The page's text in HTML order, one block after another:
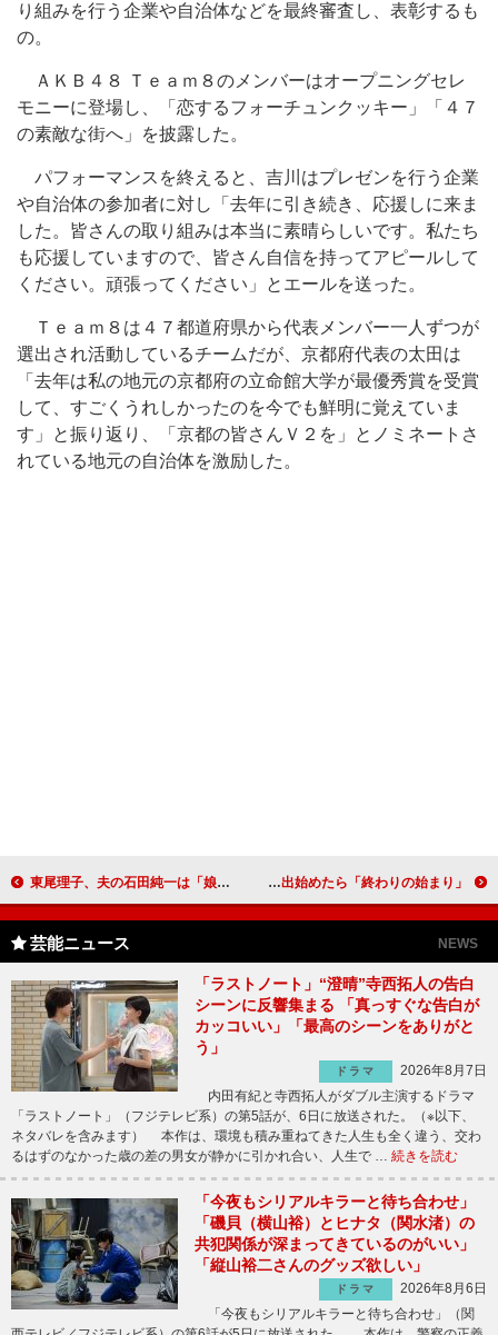
り組みを行う企業や自治体などを最終審査し、表彰するも
の。
ＡＫＢ４８ Ｔｅａｍ８のメンバーはオープニングセレ
モニーに登場し、「恋するフォーチュンクッキー」「４７
の素敵な街へ」を披露した。
パフォーマンスを終えると、吉川はプレゼンを行う企業
や自治体の参加者に対し「去年に引き続き、応援しに来ま
した。皆さんの取り組みは本当に素晴らしいです。私たち
も応援していますので、皆さん自信を持ってアピールして
ください。頑張ってください」とエールを送った。
Ｔｅａｍ８は４７都道府県から代表メンバー一人ずつが
選出され活動しているチームだが、京都府代表の太田は
「去年は私の地元の京都府の立命館大学が最優秀賞を受賞
して、すごくうれしかったのを今でも鮮明に覚えていま
す」と振り返り、「京都の皆さんＶ２を」とノミネートさ
れている地元の自治体を激励した。
東尾理子、夫の石田純一は「娘に甘い」 あやし方は「じいじの反応に似ている」 カズレーザー“先輩”の発言に戦々恐々 ○○が出始めたら「終わりの始まり」！？
芸能ニュース NEWS
「ラストノート」“澄晴”寺西拓人の告白
シーンに反響集まる 「真っすぐな告白が
カッコいい」「最高のシーンをありがと
う」
ドラマ
2026年8月7日
内田有紀と寺西拓人がダブル主演するドラマ
「ラストノート」（フジテレビ系）の第5話が、6日に放送された。（※以下、
ネタバレを含みます） 本作は、環境も積み重ねてきた人生も全く違う、交わ
るはずのなかった歳の差の男女が静かに引かれ合い、人生で … 続きを読む
「今夜もシリアルキラーと待ち合わせ」
「磯貝（横山裕）とヒナタ（関水渚）の
共犯関係が深まってきているのがいい」
「縦山裕二さんのグッズ欲しい」
ドラマ
2026年8月6日
「今夜もシリアルキラーと待ち合わせ」（関